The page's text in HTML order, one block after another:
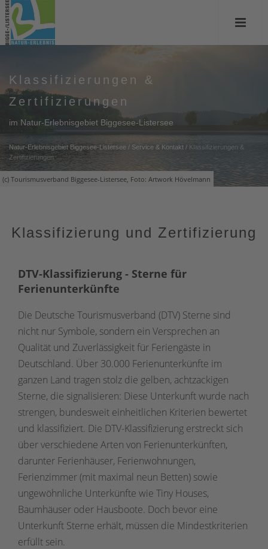
(c) Tourismusverband Biggesee-Listersee, Foto: Artwork Hövelmann
Klassifizierungen &
Zertifizierungen
im Natur-Erlebnisgebiet Biggesee-Listersee
Natur-Erlebnisgebiet Biggesee-Listersee / Service & Kontakt / Klassifizierungen &
Zertifizierungen
Klassifizierung und Zertifizierung
DTV-Klassifizierung - Sterne für
Ferienunterkünfte
Die Deutsche Tourismusverband (DTV) Sterne sind
nicht nur Symbole, sondern ein Versprechen an
Qualität und Zuverlässigkeit für Feriengäste in
Deutschland. Über 30.000 Ferienunterkünfte im
ganzen Land tragen stolz die gelben, achtzackigen
Sterne, die signalisieren: Diese Unterkunft wurde nach
strengen, bundesweit einheitlichen Kriterien bewertet
und klassifiziert. Die DTV-Klassifizierung erstreckt sich
über verschiedene Arten von Ferienunterkünften,
darunter Ferienhäuser, Ferienwohnungen,
Ferienzimmer (mit maximal neun Betten) sowie
ungewöhnliche Unterkünfte wie Tiny Houses,
Baumhäuser oder Hausboote. Doch bevor eine
Unterkunft Sterne erhält, müssen die Mindestkriterien
erfüllt sein.